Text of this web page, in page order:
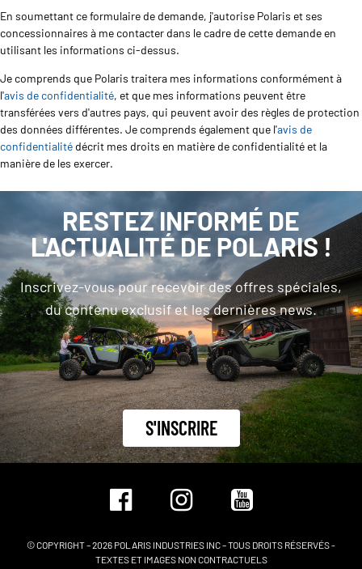
En soumettant ce formulaire de demande, j'autorise Polaris et ses
concessionnaires à me contacter dans le cadre de cette demande en
utilisant les informations ci-dessus.
Je comprends que Polaris traitera mes informations conformément à
l'avis de confidentialité, et que mes informations peuvent être
transférées vers d'autres pays, qui peuvent avoir des règles de protection
des données différentes. Je comprends également que l'avis de
confidentialité décrit mes droits en matière de confidentialité et la
manière de les exercer.
RESTEZ INFORMÉ DE
L'ACTUALITÉ DE POLARIS !
Inscrivez-vous pour recevoir des offres spéciales,
du contenu exclusif et les dernières news.
S'INSCRIRE
© COPYRIGHT – 2026 POLARIS INDUSTRIES INC – TOUS DROITS RÉSERVÉS -
TEXTES ET IMAGES NON CONTRACTUELS